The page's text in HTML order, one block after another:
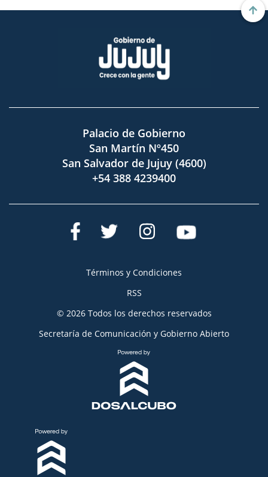
Palacio de Gobierno
San Martín Nº450
San Salvador de Jujuy (4600)
+54 388 4239400
Términos y Condiciones
RSS
© 2026 Todos los derechos reservados
Secretaría de Comunicación y Gobierno Abierto